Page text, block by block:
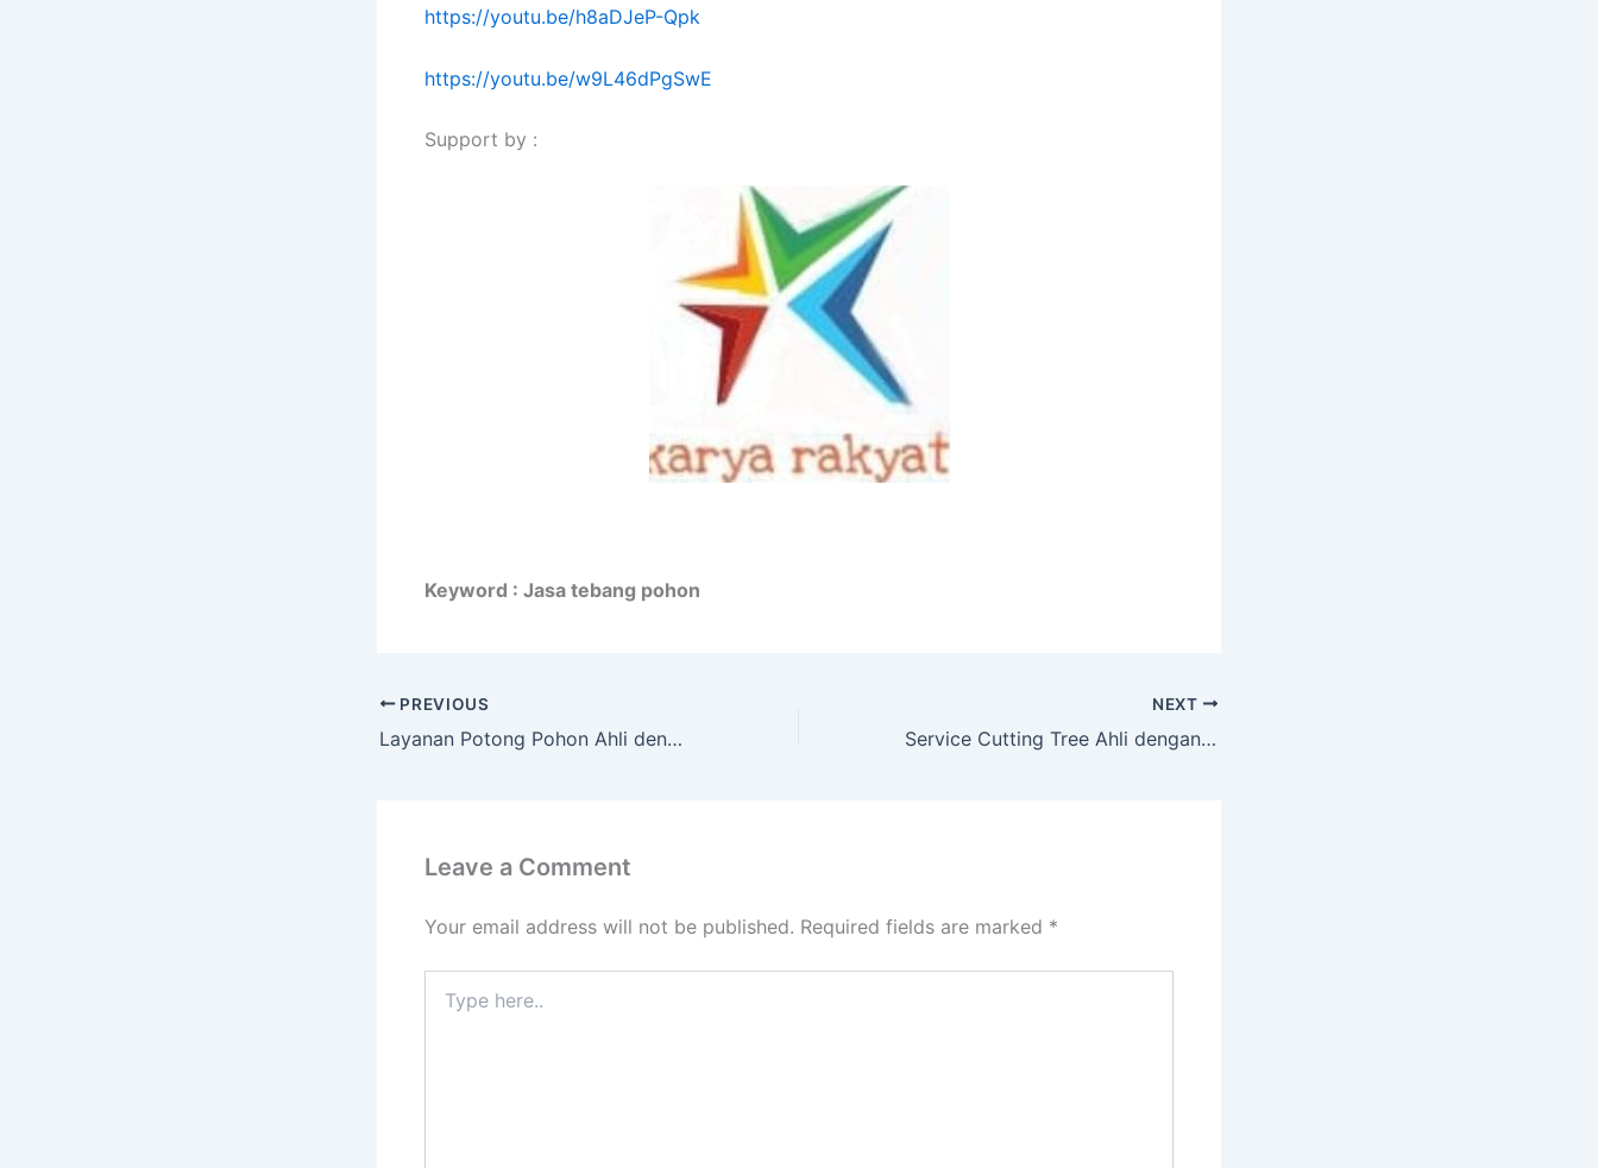
https://youtu.be/h8aDJeP-Qpk
https://youtu.be/w9L46dPgSwE
Support by :
Keyword : Jasa tebang pohon
PREVIOUS
Layanan Potong Pohon Ahli dengan Peralatan Lengkap KLITREN
NEXT
Service Cutting Tree Ahli dengan Peralatan Komplit Kretek
Leave a Comment
Your email address will not be published. Required fields are marked *
here..